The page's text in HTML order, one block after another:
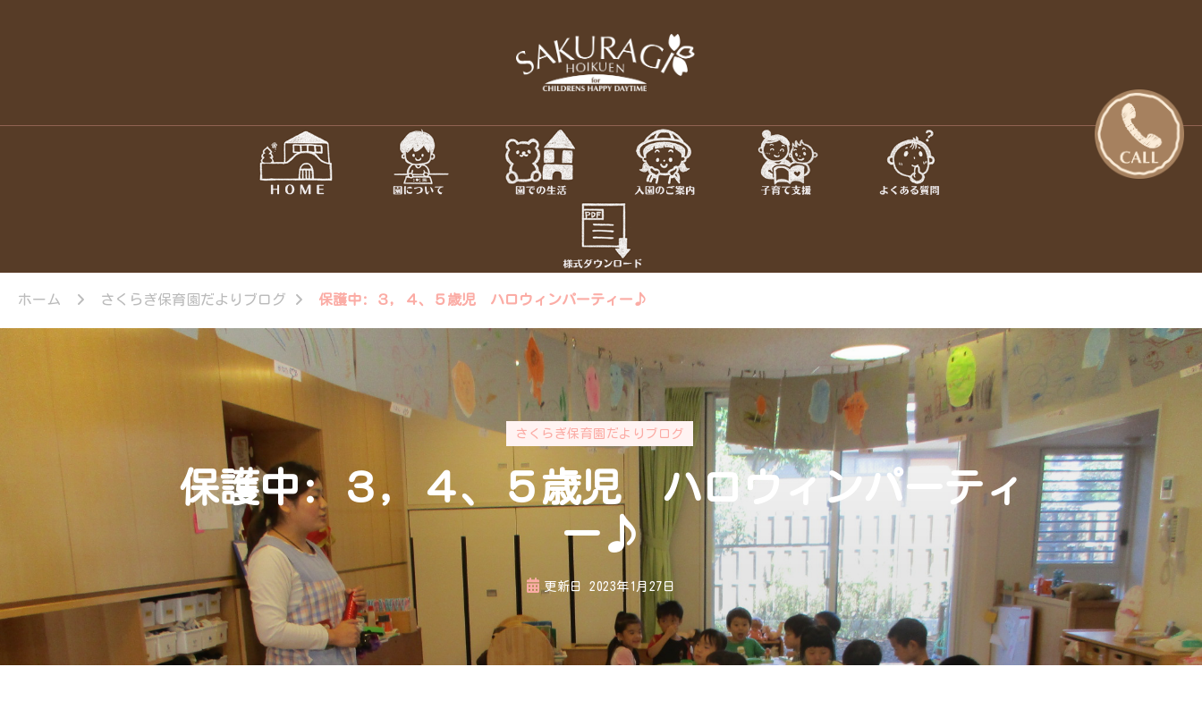
保育園・東京日の出町・あきる野市【さくらぎ
保育園】
さくらぎ保育園について · 園施設のご案内 · 保育目標 特長・特色 · 入園のご案内 · 未就園
児教室 · 園のいち日 · 年間行事 · さくらぎ保育園だより · さくらぎ保育園 。子ども達はも
ちろん私達大人も認められ、認め合う喜びを感じながら、 人と人が繋がって生きていく大切
さを伝えていきたいと思っています。
ホーム さくらぎ保育園だよりブログ 保護中: ３，４、５歳児 ハロウィンパーティー♪
さくらぎ保育園だよりブログ
保護中: ３，４、５歳児 ハロウィンパーティ
ー♪
更新日2023年1月27日